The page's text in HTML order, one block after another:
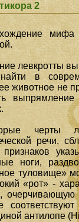
2
левкротты
в
животное не
черты
речи,
признаков
ноги,
туловище»
«рот» -
очерчивающую
антилопе